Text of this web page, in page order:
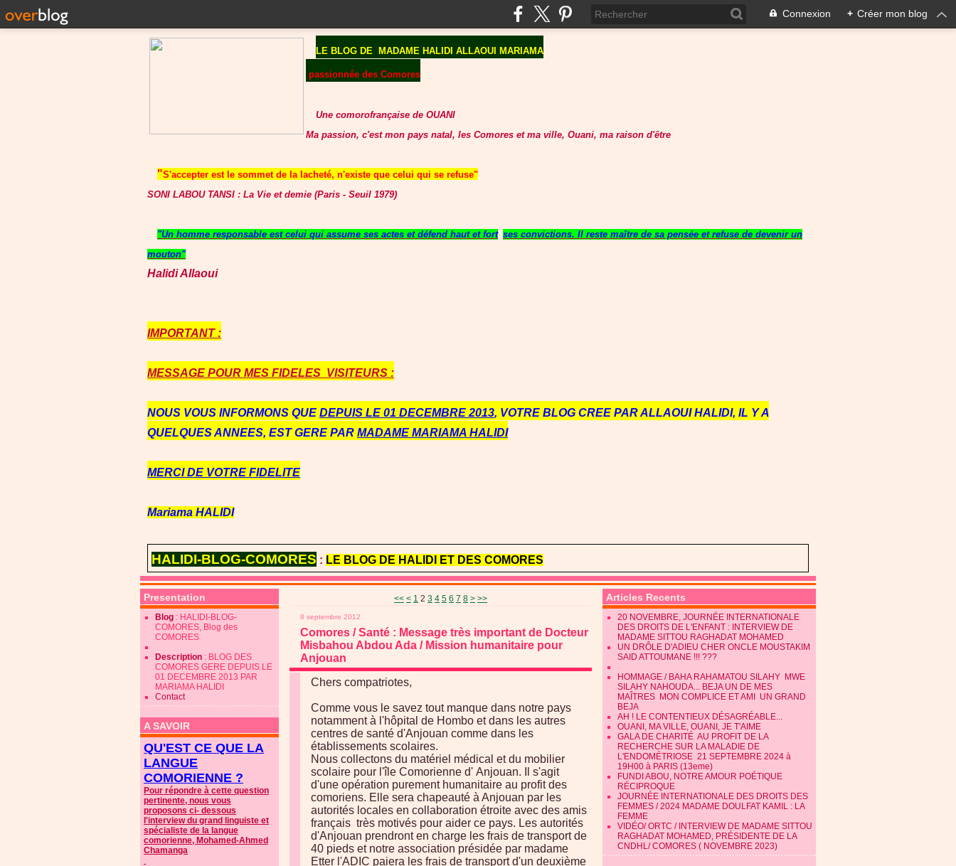
Connexion + Créer mon blog
LE BLOG DE MADAME HALIDI ALLAOUI MARIAMA
passionnée des Comores
Une comorofrançaise de OUANI
Ma passion, c'est mon pays natal, les Comores et ma ville, Ouani, ma raison d'être
"S'accepter est le sommet de la lacheté, n'existe que celui qui se refuse"
SONI LABOU TANSI : La Vie et demie (Paris - Seuil 1979)
"Un homme responsable est celui qui assume ses actes et défend haut et fort ses convictions. Il reste maître de sa pensée et refuse de devenir un
mouton"
Halidi Allaoui
IMPORTANT :
MESSAGE POUR MES FIDELES VISITEURS :
NOUS VOUS INFORMONS QUE DEPUIS LE 01 DECEMBRE 2013, VOTRE BLOG CREE PAR ALLAOUI HALIDI, IL Y A
QUELQUES ANNEES, EST GERE PAR MADAME MARIAMA HALIDI
MERCI DE VOTRE FIDELITE
Mariama HALIDI
HALIDI-BLOG-COMORES : LE BLOG DE HALIDI ET DES COMORES
Presentation
Blog : HALIDI-BLOG-
COMORES, Blog des
COMORES
Description : BLOG DES
COMORES GERE DEPUIS LE
01 DECEMBRE 2013 PAR
MARIAMA HALIDI
Contact
A SAVOIR
QU'EST CE QUE LA
LANGUE
COMORIENNE ?
Pour répondre à cette question
pertinente, nous vous
proposons ci- dessous
l'interview du grand linguiste et
spécialiste de la langue
comorienne, Mohamed-Ahmed
Chamanga
<< < 1 2 3 4 5 6 7 8 > >>
8 septembre 2012
Comores / Santé : Message très important de Docteur
Misbahou Abdou Ada / Mission humanitaire pour
Anjouan
Chers compatriotes,
Comme vous le savez tout manque dans notre pays
notamment à l'hôpital de Hombo et dans les autres
centres de santé d'Anjouan comme dans les
établissements scolaires.
Nous collectons du matériel médical et du mobilier
scolaire pour l'île Comorienne d' Anjouan. Il s'agit
d'une opération purement humanitaire au profit des
comoriens. Elle sera chapeauté à Anjouan par les
autorités locales en collaboration étroite avec des amis
français très motivés pour aider ce pays. Les autorités
d'Anjouan prendront en charge les frais de transport de
40 pieds et notre association présidée par madame
Etter l'ADIC paiera les frais de transport d'un deuxième
Articles Recents
20 NOVEMBRE, JOURNÉE INTERNATIONALE
DES DROITS DE L'ENFANT : INTERVIEW DE
MADAME SITTOU RAGHADAT MOHAMED
UN DRÔLE D'ADIEU CHER ONCLE MOUSTAKIM
SAID ATTOUMANE !!! ???
HOMMAGE / BAHA RAHAMATOU SILAHY MWE
SILAHY NAHOUDA... BEJA UN DE MES
MAÎTRES MON COMPLICE ET AMI UN GRAND
BEJA
AH ! LE CONTENTIEUX DÉSAGRÉABLE...
OUANI, MA VILLE, OUANI, JE T'AIME
GALA DE CHARITÉ AU PROFIT DE LA
RECHERCHE SUR LA MALADIE DE
L'ENDOMÉTRIOSE 21 SEPTEMBRE 2024 à
19H00 à PARIS (13eme)
FUNDI ABOU, NOTRE AMOUR POÉTIQUE
RÉCIPROQUE
JOURNÉE INTERNATIONALE DES DROITS DES
FEMMES / 2024 MADAME DOULFAT KAMIL : LA
FEMME
VIDÉO/ ORTC / INTERVIEW DE MADAME SITTOU
RAGHADAT MOHAMED, PRÉSIDENTE DE LA
CNDHL/ COMORES ( NOVEMBRE 2023)